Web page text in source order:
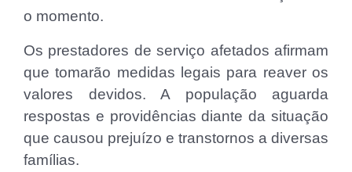
o momento.
Os prestadores de serviço afetados afirmam
que tomarão medidas legais para reaver os
valores devidos. A população aguarda
respostas e providências diante da situação
que causou prejuízo e transtornos a diversas
famílias.